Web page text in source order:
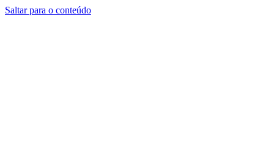
Saltar para o conteúdo